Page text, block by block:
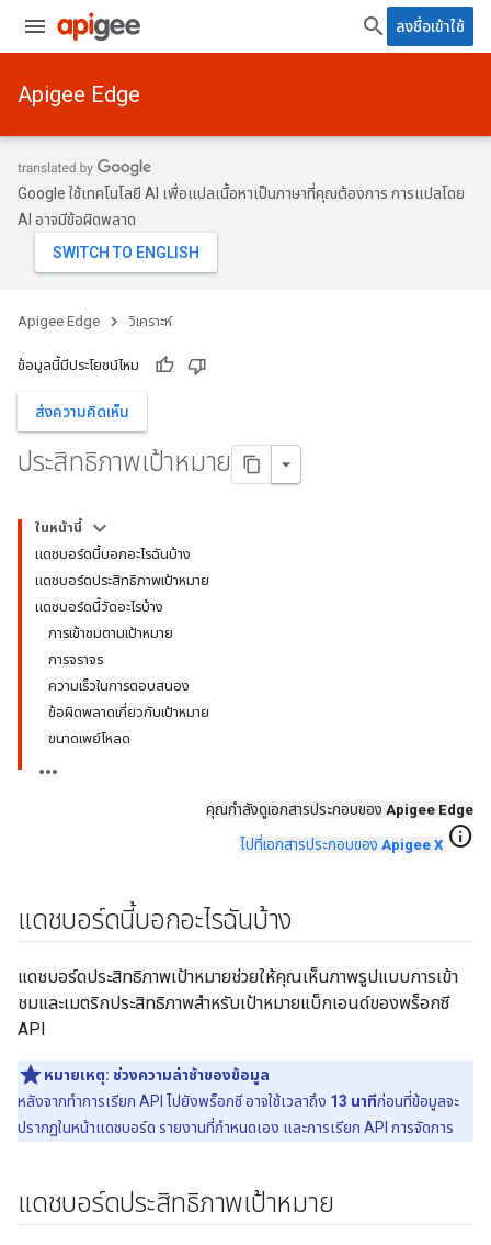
ลงชื่อเข้าใช้
Apigee Edge
Google ใช้เทคโนโลยี AI เพื่อแปลเนื้อหาเป็นภาษาที่คุณต้องการ การแปลโดย
AI อาจมีข้อผิดพลาด
Apigee Edge วิเคราะห์
ข้อมูลนี้มีประโยชน์ไหม
ส่งความคิดเห็น
ประสิทธิภาพเป้าหมาย
ในหน้านี้
แดชบอร์ดนี้บอกอะไรฉันบ้าง
แดชบอร์ดประสิทธิภาพเป้าหมาย
แดชบอร์ดนี้วัดอะไรบ้าง
การเข้าชมตามเป้าหมาย
การจราจร
ความเร็วในการตอบสนอง
ข้อผิดพลาดเกี่ยวกับเป้าหมาย
ขนาดเพย์โหลด
คุณกําลังดูเอกสารประกอบของ Apigee Edge
ไปที่เอกสารประกอบของ Apigee X info
แดชบอร์ดนี้บอกอะไรฉันบ้าง
แดชบอร์ดประสิทธิภาพเป้าหมายช่วยให้คุณเห็นภาพรูปแบบการเข้า
ชมและเมตริกประสิทธิภาพสําหรับเป้าหมายแบ็กเอนด์ของพร็อกซี
API
หมายเหตุ: ช่วงความล่าช้าของข้อมูล
หลังจากทําการเรียก API ไปยังพร็อกซี อาจใช้เวลาถึง 13 นาทีก่อนที่ข้อมูลจะ
ปรากฏในหน้าแดชบอร์ด รายงานที่กําหนดเอง และการเรียก API การจัดการ
แดชบอร์ดประสิทธิภาพเป้าหมาย